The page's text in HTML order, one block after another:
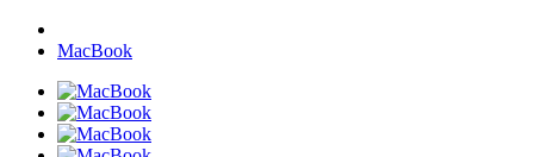
MacBook